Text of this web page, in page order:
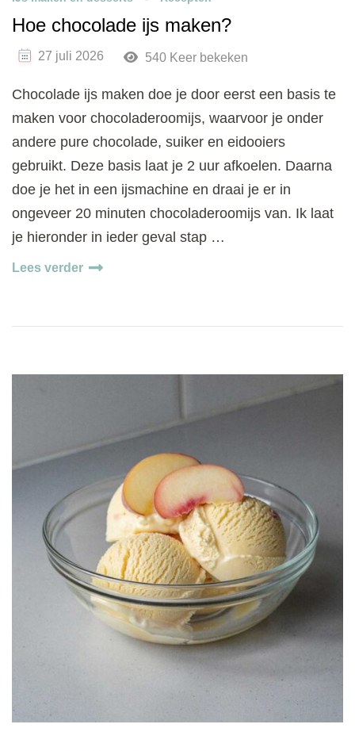
Hoe chocolade ijs maken?
27 juli 2026 540 Keer bekeken
Chocolade ijs maken doe je door eerst een basis te
maken voor chocoladeroomijs, waarvoor je onder
andere pure chocolade, suiker en eidooiers
gebruikt. Deze basis laat je 2 uur afkoelen. Daarna
doe je het in een ijsmachine en draai je er in
ongeveer 20 minuten chocoladeroomijs van. Ik laat
je hieronder in ieder geval stap …
Lees verder